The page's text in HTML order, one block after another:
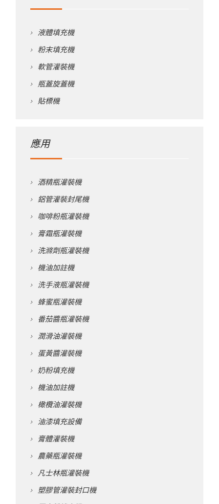
液體填充機
粉末填充機
軟管灌裝機
瓶蓋旋蓋機
貼標機
應用
酒精瓶灌裝機
鋁管灌裝封尾機
咖啡粉瓶灌裝機
膏霜瓶灌裝機
洗滌劑瓶灌裝機
機油加註機
洗手液瓶灌裝機
蜂蜜瓶灌裝機
番茄醬瓶灌裝機
潤滑油灌裝機
蛋黃醬灌裝機
奶粉填充機
機油加註機
橄欖油灌裝機
油漆填充設備
膏體灌裝機
農藥瓶灌裝機
凡士林瓶灌裝機
塑膠管灌裝封口機